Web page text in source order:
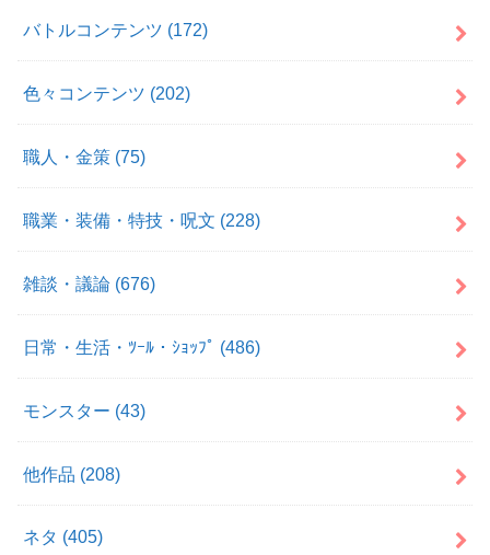
バトルコンテンツ (172)
色々コンテンツ (202)
職人・金策 (75)
職業・装備・特技・呪文 (228)
雑談・議論 (676)
日常・生活・ﾂｰﾙ・ｼｮｯﾌﾟ (486)
モンスター (43)
他作品 (208)
ネタ (405)